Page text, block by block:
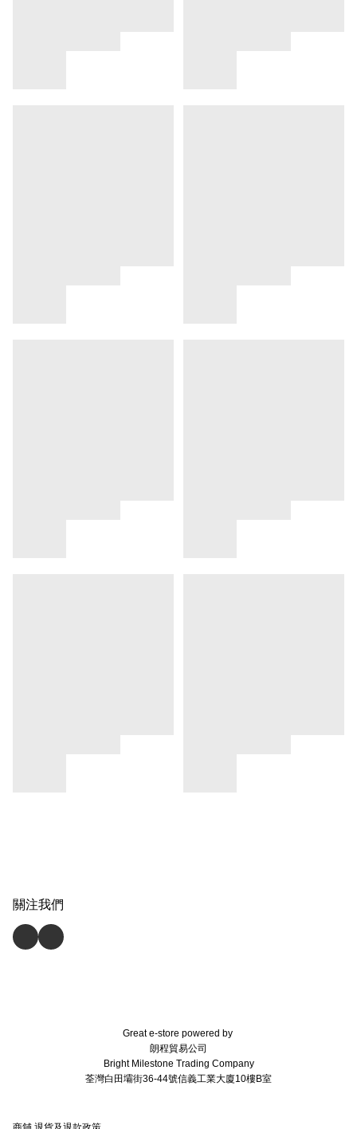
關注我們
Great e-store powered by
朗程貿易公司
Bright Milestone Trading Company
荃灣白田壩街36-44號信義工業大廈10樓B室